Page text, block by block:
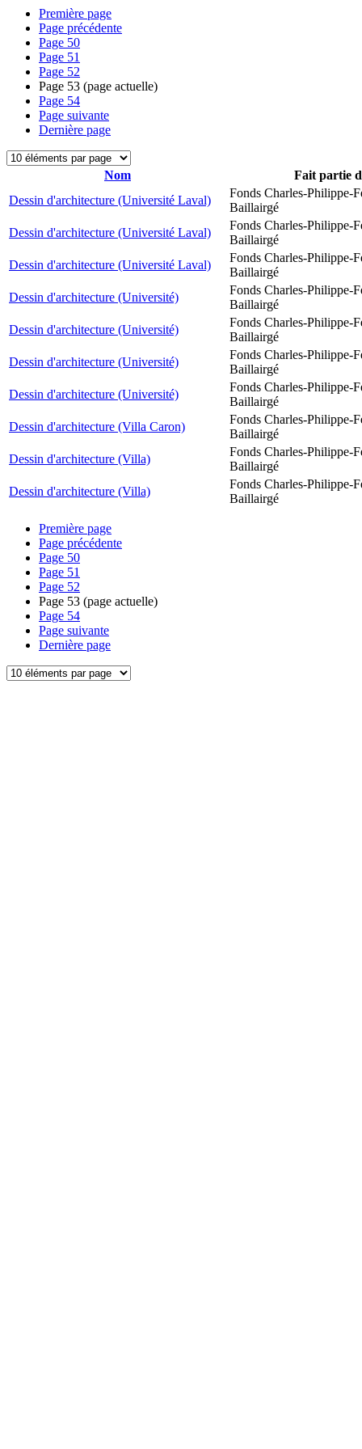
Première page
Page précédente
Page 50
Page 51
Page 52
Page 53 (page actuelle)
Page 54
Page suivante
Dernière page
Nom
Fait partie
Dessin d'architecture (Université Laval)
Fonds Charles-Philippe-
Baillairgé
Dessin d'architecture (Université Laval)
Fonds Charles-Philippe-
Baillairgé
Dessin d'architecture (Université Laval)
Fonds Charles-Philippe-
Baillairgé
Dessin d'architecture (Université)
Fonds Charles-Philippe-
Baillairgé
Dessin d'architecture (Université)
Fonds Charles-Philippe-
Baillairgé
Dessin d'architecture (Université)
Fonds Charles-Philippe-
Baillairgé
Dessin d'architecture (Université)
Fonds Charles-Philippe-
Baillairgé
Dessin d'architecture (Villa Caron)
Fonds Charles-Philippe-
Baillairgé
Dessin d'architecture (Villa)
Fonds Charles-Philippe-
Baillairgé
Dessin d'architecture (Villa)
Fonds Charles-Philippe-
Baillairgé
Première page
Page précédente
Page 50
Page 51
Page 52
Page 53 (page actuelle)
Page 54
Page suivante
Dernière page